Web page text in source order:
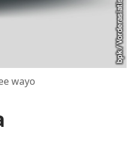
wayo